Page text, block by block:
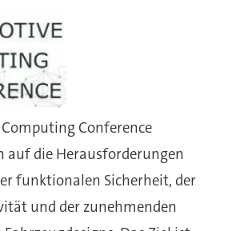
Conference
auf die Herausforderungen
funktionalen Sicherheit, der
und der zunehmenden